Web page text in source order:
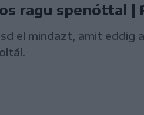
ragu spenóttal |
el mindazt, amit eddig